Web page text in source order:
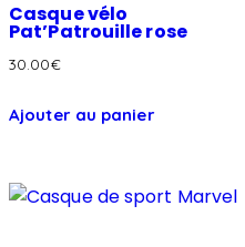
Casque vélo
Pat’Patrouille rose
30.00€
Ajouter au panier